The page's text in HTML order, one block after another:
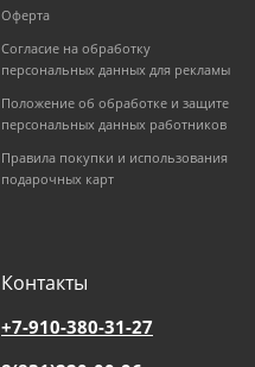
Оферта
Согласие на обработку
персональных данных для рекламы
Положение об обработке и защите
персональных данных работников
Правила покупки и использования
подарочных карт
Контакты
+7-910-380-31-27